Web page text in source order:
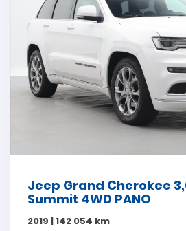
Jeep Grand Cherokee
Summit 4WD PANO
2019 | 142 054 km